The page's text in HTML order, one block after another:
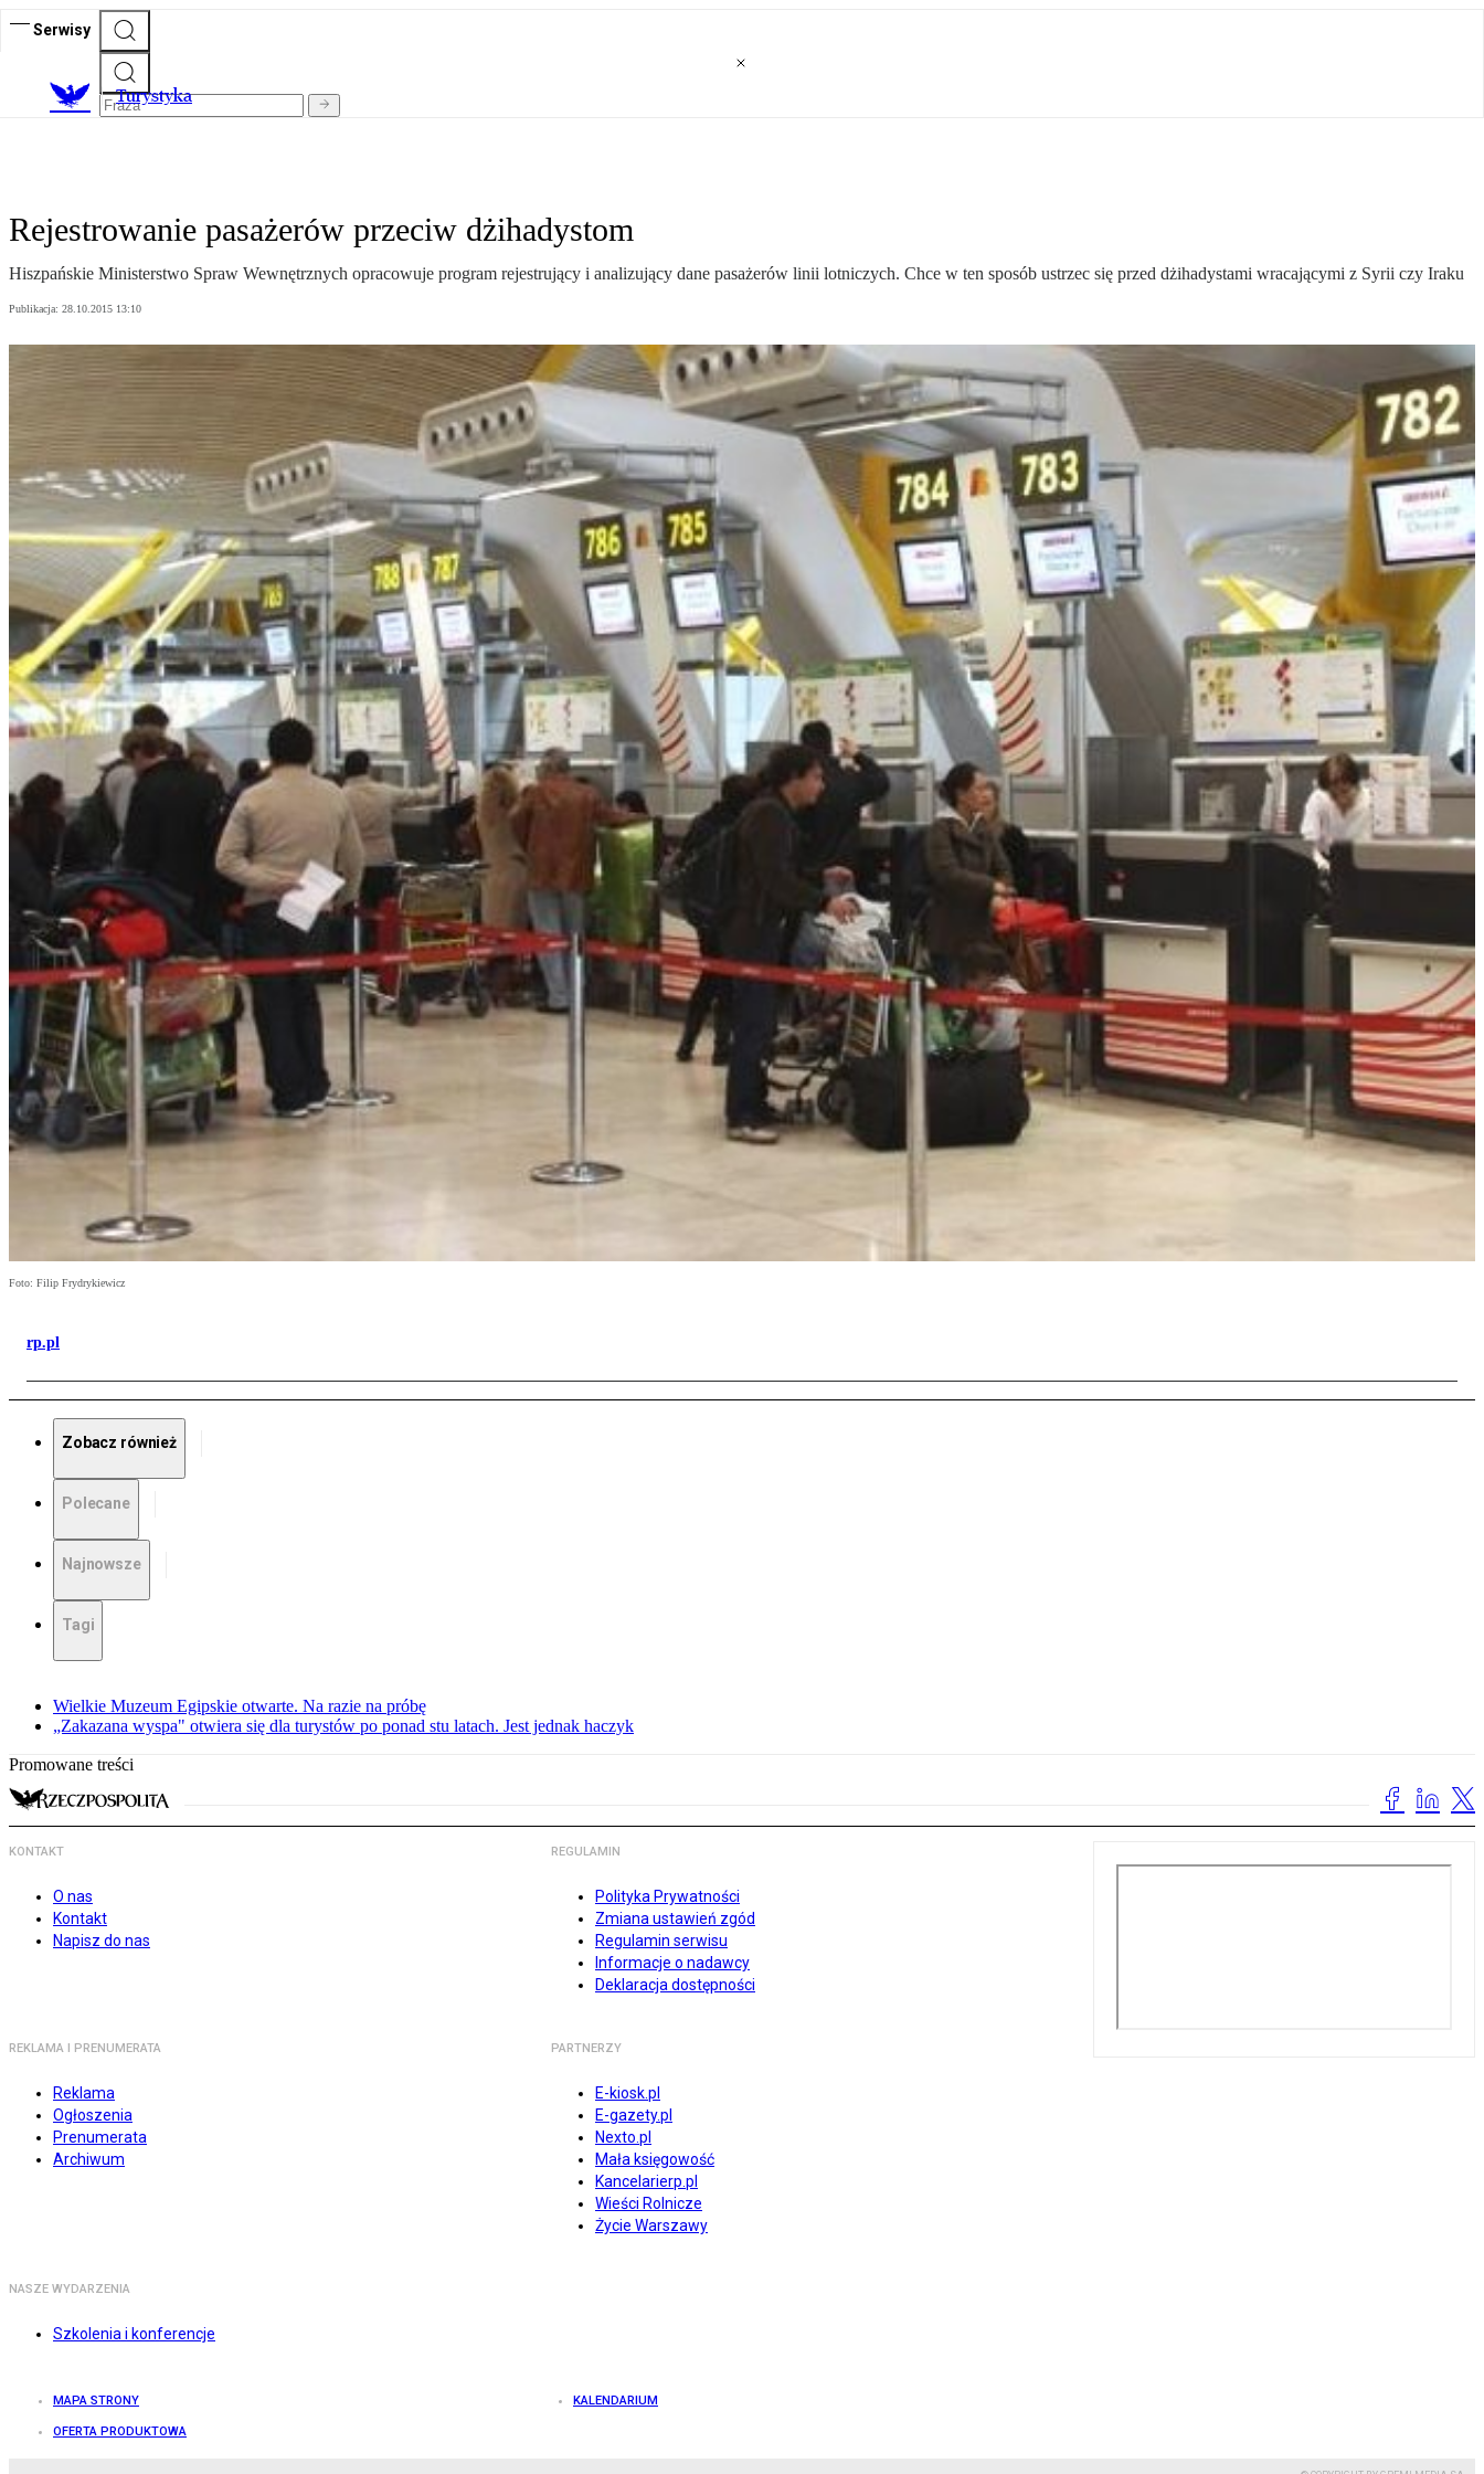
Serwisy
Turystyka
Rejestrowanie pasażerów przeciw dżihadystom
Hiszpańskie Ministerstwo Spraw Wewnętrznych opracowuje program rejestrujący i analizujący dane pasażerów linii lotniczych. Chce w ten sposób ustrzec się przed dżihadystami wracającymi z Syrii czy Iraku
Publikacja: 28.10.2015 13:10
Foto: Filip Frydrykiewicz
rp.pl
Zobacz również
Polecane
Najnowsze
Tagi
Wielkie Muzeum Egipskie otwarte. Na razie na próbę
„Zakazana wyspa" otwiera się dla turystów po ponad stu latach. Jest jednak haczyk
Promowane treści
KONTAKT
O nas
Kontakt
Napisz do nas
REGULAMIN
Polityka Prywatności
Zmiana ustawień zgód
Regulamin serwisu
Informacje o nadawcy
Deklaracja dostępności
REKLAMA I PRENUMERATA
Reklama
Ogłoszenia
Prenumerata
Archiwum
PARTNERZY
E-kiosk.pl
E-gazety.pl
Nexto.pl
Mała księgowość
Kancelarierp.pl
Wieści Rolnicze
Życie Warszawy
NASZE WYDARZENIA
Szkolenia i konferencje
MAPA STRONY KALENDARIUM
OFERTA PRODUKTOWA